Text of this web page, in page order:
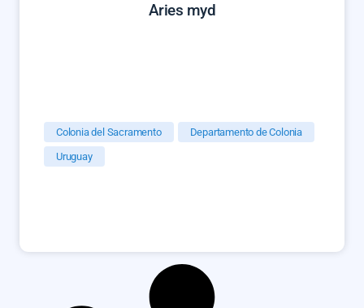
Aries myd
Colonia del Sacramento
Departamento de Colonia
Uruguay